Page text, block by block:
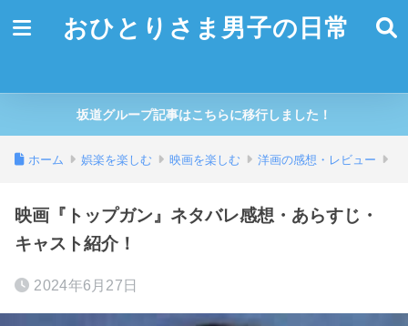
おひとりさま男子の日常
坂道グループ記事はこちらに移行しました！
ホーム 娯楽を楽しむ 映画を楽しむ 洋画の感想・レビュー
映画『トップガン』ネタバレ感想・あらすじ・
キャスト紹介！
2024年6月27日